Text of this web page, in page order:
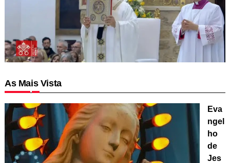
As Mais Vista
Eva
ngel
ho
de
Jes